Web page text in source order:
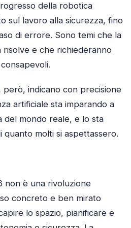
della robotica
sul lavoro alla sicurezza, fino
di errore. Sono temi che la
risolve e che richiederanno
però, indicano con precisione
artificiale sta imparando a
del mondo reale, e lo sta
molti si aspettassero.
non è una rivoluzione
concreto e ben mirato
lo spazio, pianificare e